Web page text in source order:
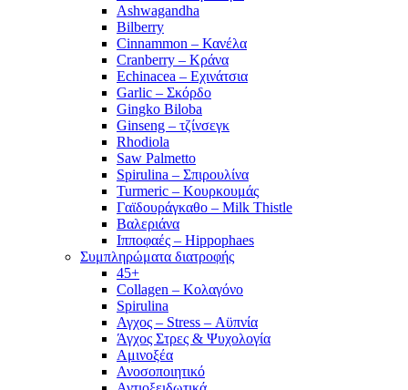
Ashwagandha
Bilberry
Cinnammon – Κανέλα
Cranberry – Κράνα
Echinacea – Εχινάτσια
Garlic – Σκόρδο
Gingko Biloba
Ginseng – τζίνσεγκ
Rhodiola
Saw Palmetto
Spirulina – Σπιρουλίνα
Turmeric – Κουρκουμάς
Γαϊδουράγκαθο – Milk Thistle
Βαλεριάνα
Ιπποφαές – Hippophaes
Συμπληρώματα διατροφής
45+
Collagen – Κολαγόνο
Spirulina
Αγχος – Stress – Αϋπνία
Άγχος Στρες & Ψυχολογία
Αμινοξέα
Ανοσοποιητικό